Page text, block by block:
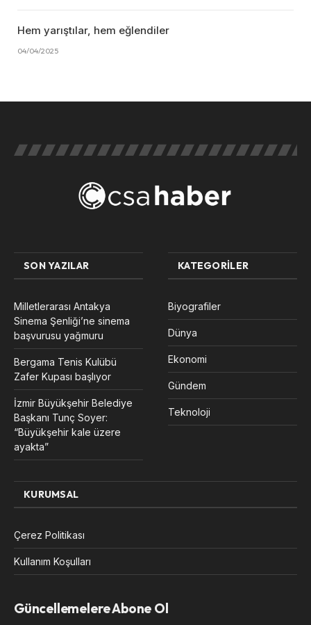
Hem yarıştılar, hem eğlendiler
04/04/2025
SON YAZILAR
Milletlerarası Antakya
Sinema Şenliği’ne sinema
başvurusu yağmuru
Bergama Tenis Kulübü
Zafer Kupası başlıyor
İzmir Büyükşehir Belediye
Başkanı Tunç Soyer:
“Büyükşehir kale üzere
ayakta”
KATEGORILER
Biyografiler
Dünya
Ekonomi
Gündem
Teknoloji
KURUMSAL
Çerez Politikası
Kullanım Koşulları
Güncellemelere Abone Ol